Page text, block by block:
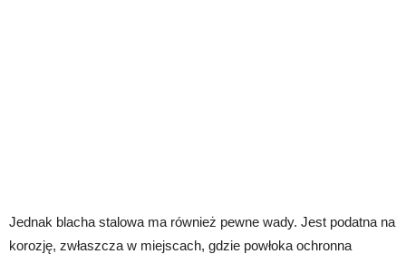
Jednak blacha stalowa ma również pewne wady. Jest podatna na
korozję, zwłaszcza w miejscach, gdzie powłoka ochronna